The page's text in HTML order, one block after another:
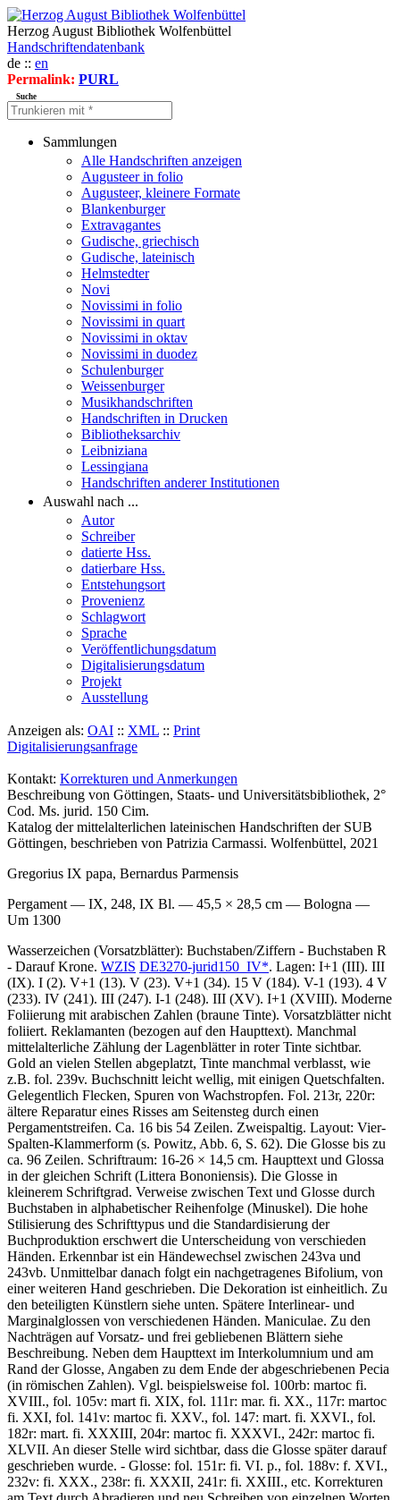
Herzog August Bibliothek Wolfenbüttel
Handschriftendatenbank
de :: en
Permalink: PURL
Suche
Sammlungen
Alle Handschriften anzeigen
Augusteer in folio
Augusteer, kleinere Formate
Blankenburger
Extravagantes
Gudische, griechisch
Gudische, lateinisch
Helmstedter
Novi
Novissimi in folio
Novissimi in quart
Novissimi in oktav
Novissimi in duodez
Schulenburger
Weissenburger
Musikhandschriften
Handschriften in Drucken
Bibliotheksarchiv
Leibniziana
Lessingiana
Handschriften anderer Institutionen
Auswahl nach ...
Autor
Schreiber
datierte Hss.
datierbare Hss.
Entstehungsort
Provenienz
Schlagwort
Sprache
Veröffentlichungsdatum
Digitalisierungsdatum
Projekt
Ausstellung
Anzeigen als: OAI :: XML :: Print
Digitalisierungsanfrage
Kontakt: Korrekturen und Anmerkungen
Beschreibung von Göttingen, Staats- und Universitätsbibliothek, 2°
Cod. Ms. jurid. 150 Cim.
Katalog der mittelalterlichen lateinischen Handschriften der SUB
Göttingen, beschrieben von Patrizia Carmassi. Wolfenbüttel, 2021
Gregorius IX papa, Bernardus Parmensis
Pergament — IX, 248, IX Bl. — 45,5 × 28,5 cm — Bologna —
Um 1300
Wasserzeichen (Vorsatzblätter): Buchstaben/Ziffern - Buchstaben R
- Darauf Krone. WZIS DE3270-jurid150_IV*. Lagen: I+1 (III). III
(IX). I (2). V+1 (13). V (23). V+1 (34). 15 V (184). V-1 (193). 4 V
(233). IV (241). III (247). I-1 (248). III (XV). I+1 (XVIII). Moderne
Foliierung mit arabischen Zahlen (braune Tinte). Vorsatzblätter nicht
foliiert. Reklamanten (bezogen auf den Haupttext). Manchmal
mittelalterliche Zählung der Lagenblätter in roter Tinte sichtbar.
Gold an vielen Stellen abgeplatzt, Tinte manchmal verblasst, wie
z.B. fol. 239v. Buchschnitt leicht wellig, mit einigen Quetschfalten.
Gelegentlich Flecken, Spuren von Wachstropfen. Fol. 213r, 220r:
ältere Reparatur eines Risses am Seitensteg durch einen
Pergamentstreifen. Ca. 16 bis 54 Zeilen. Zweispaltig. Layout: Vier-
Spalten-Klammerform (s. Powitz, Abb. 6, S. 62). Die Glosse bis zu
ca. 96 Zeilen. Schriftraum: 16-26 × 14,5 cm. Haupttext und Glossa
in der gleichen Schrift (Littera Bononiensis). Die Glosse in
kleinerem Schriftgrad. Verweise zwischen Text und Glosse durch
Buchstaben in alphabetischer Reihenfolge (Minuskel). Die hohe
Stilisierung des Schrifttypus und die Standardisierung der
Buchproduktion erschwert die Unterscheidung von verschieden
Händen. Erkennbar ist ein Händewechsel zwischen 243va und
243vb. Unmittelbar danach folgt ein nachgetragenes Bifolium, von
einer weiteren Hand geschrieben. Die Dekoration ist einheitlich. Zu
den beteiligten Künstlern siehe unten. Spätere Interlinear- und
Marginalglossen von verschiedenen Händen. Maniculae. Zu den
Nachträgen auf Vorsatz- und frei gebliebenen Blättern siehe
Beschreibung. Neben dem Haupttext im Interkolumnium und am
Rand der Glosse, Angaben zu dem Ende der abgeschriebenen Pecia
(in römischen Zahlen). Vgl. beispielsweise fol. 100rb: martoc fi.
XVIII., fol. 105v: mart fi. XIX, fol. 111r: mar. fi. XX., 117r: martoc
fi. XXI, fol. 141v: martoc fi. XXV., fol. 147: mart. fi. XXVI., fol.
182r: mart. fi. XXXIII, 204r: martoc fi. XXXVI., 242r: martoc fi.
XLVII. An dieser Stelle wird sichtbar, dass die Glosse später darauf
geschrieben wurde. - Glosse: fol. 151r: fi. VI. p., fol. 188v: f. XVI.,
232v: fi. XXX., 238r: fi. XXXII, 241r: fi. XXIII., etc. Korrekturen